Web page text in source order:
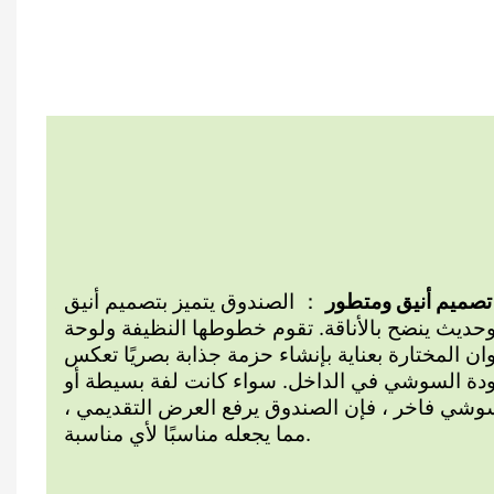
تصميم أنيق ومتطور
： الصندوق يتميز بتصميم أنيق
وحديث ينضح بالأناقة. تقوم خطوطها النظيفة ولوحة
المختارة بعناية بإنشاء حزمة جذابة بصريًا تعكس
السوشي في الداخل. سواء كانت لفة بسيطة أو
فاخر ، فإن الصندوق يرفع العرض التقديمي ،
مما يجعله مناسبًا لأي مناسبة.